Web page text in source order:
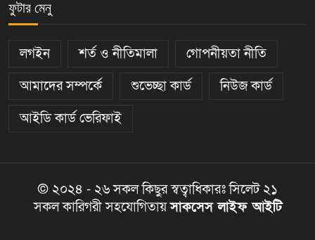
ফুটার মেনু
লগইন শর্ত ও নীতিমালা
গোপনীয়তা নীতি
আমাদের সম্পর্কে
শুভেচ্ছা কার্ড
নিউজ কার্ড
আইডি কার্ড ভেরিফাই
© ২০২৪ - ২৬ সকল কিছুর স্বত্বাধিকারঃ সিলেট ২১
সকল কারিগরী সহযোগিতায়সাকসেস লাইফ আইটি